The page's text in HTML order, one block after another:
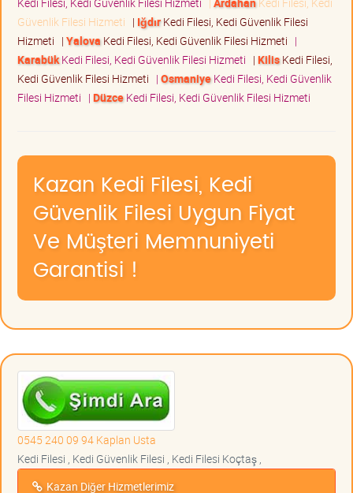
Güvenlik Filesi Hizmeti | IğdırKedi Filesi, Kedi Güvenlik Filesi
Hizmeti | Yalova Kedi Filesi, Kedi Güvenlik Filesi Hizmeti |
KarabükKedi Filesi, Kedi Güvenlik Filesi Hizmeti | KilisKedi Filesi,
Kedi Güvenlik Filesi Hizmeti | OsmaniyeKedi Filesi, Kedi Güvenlik
Filesi Hizmeti | DüzceKedi Filesi, Kedi Güvenlik Filesi Hizmeti
Kazan Kedi Filesi, Kedi
Güvenlik Filesi Uygun Fiyat
Ve Müşteri Memnuniyeti
Garantisi !
0545 240 09 94 Kaplan Usta
Kedi Filesi , Kedi Güvenlik Filesi , Kedi Filesi Koçtaş ,
Kazan Diğer Hizmetlerimiz